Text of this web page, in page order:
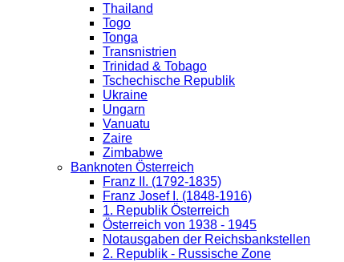
Thailand
Togo
Tonga
Transnistrien
Trinidad & Tobago
Tschechische Republik
Ukraine
Ungarn
Vanuatu
Zaire
Zimbabwe
Banknoten Österreich
Franz II. (1792-1835)
Franz Josef I. (1848-1916)
1. Republik Österreich
Österreich von 1938 - 1945
Notausgaben der Reichsbankstellen
2. Republik - Russische Zone